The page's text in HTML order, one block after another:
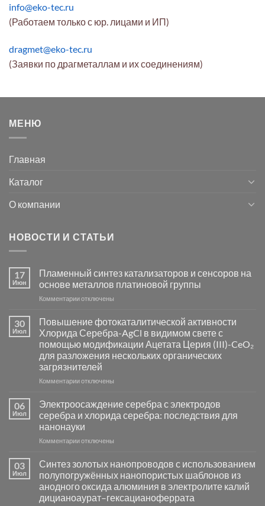
info@eko-tec.ru
(Работаем только с юр. лицами и ИП)
dragmet@eko-tec.ru
(Заявки по драгметаллам и их соединениям)
МЕНЮ
Главная
Каталог
О компании
НОВОСТИ И СТАТЬИ
17
Июн
Пламенный синтез катализаторов и сенсоров на
основе металлов платиновой группы
Комментариик
Пламенный
синтез
катализаторов
и
сенсоров
на
основе
группы
отключены
30
Июл
Повышение фотокаталитической активности
Хлорида Серебра-AgCl в видимом свете с
помощью модификации Ацетата Церия (III)-CeO₂
для разложения нескольких органических
загрязнителей
Комментариик
фотокаталитической
активности
Хлорида
Серебра-
в
видимом
свете
с
помощью
отключены
06
Июл
Электроосаждение серебра с электродов
серебра и хлорида серебра: последствия для
нанонауки
Комментариик
серебра
с
электродов
серебра
отключены
03
Июл
Синтез золотых нанопроводов с использованием
полупогружённых нанопористых шаблонов из
анодного оксида алюминия в электролите калий
дицианоаурат–гексацианоферрата